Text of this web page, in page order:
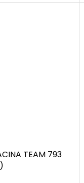
TEAM 793